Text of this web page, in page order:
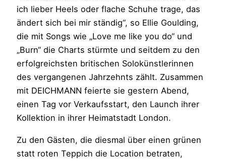
ich lieber Heels oder flache Schuhe trage, das
ändert sich bei mir ständig“, so Ellie Goulding,
die mit Songs wie „Love me like you do“ und
„Burn“ die Charts stürmte und seitdem zu den
erfolgreichsten britischen Solokünstlerinnen
des vergangenen Jahrzehnts zählt. Zusammen
mit DEICHMANN feierte sie gestern Abend,
einen Tag vor Verkaufsstart, den Launch ihrer
Kollektion in ihrer Heimatstadt London.
Zu den Gästen, die diesmal über einen grünen
statt roten Teppich die Location betraten,